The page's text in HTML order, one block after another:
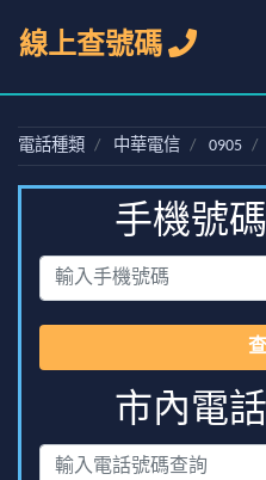
線上查號碼
電話種類 中華電信 0905
手機號
市內電